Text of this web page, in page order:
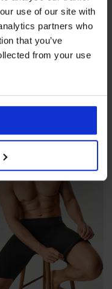
use of our site with
partners who
that you’ve
from your use